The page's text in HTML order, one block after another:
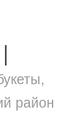
район